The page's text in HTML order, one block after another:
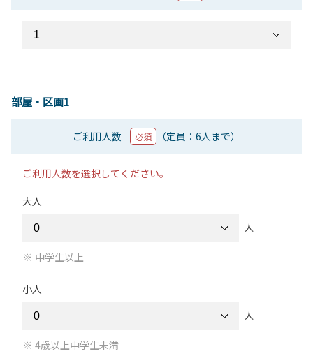
部屋・区画1
ご利用人数 必須 （定員：6人まで）
ご利用人数を選択してください。
大人
人
中学生以上
小人
人
4歳以上中学生未満